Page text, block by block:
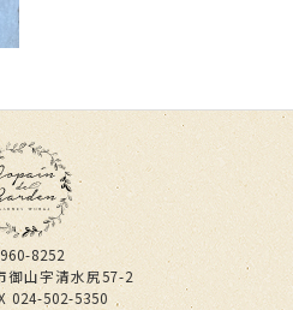
8252
御山字清水尻57-2
024-502-5350